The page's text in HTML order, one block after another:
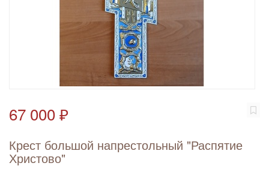
67 000 ₽
Крест большой напрестольный "Распятие
Христово"